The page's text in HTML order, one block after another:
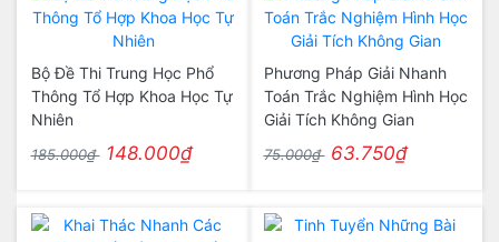
Bộ Đề Thi Trung Học Phổ
Thông Tổ Hợp Khoa Học Tự
Nhiên
185.000₫ 148.000₫
Phương Pháp Giải Nhanh
Toán Trắc Nghiệm Hình Học
Giải Tích Không Gian
75.000₫ 63.750₫